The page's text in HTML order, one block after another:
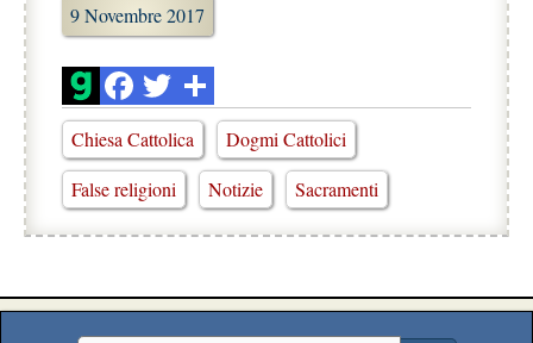
9 Novembre 2017
Chiesa Cattolica
Dogmi Cattolici
False religioni
Notizie Sacramenti